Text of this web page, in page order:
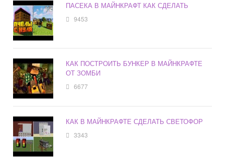
ПАСЕКА В МАЙНКРАФТ КАК СДЕЛАТЬ
9453
КАК ПОСТРОИТЬ БУНКЕР В МАЙНКРАФТЕ
ОТ ЗОМБИ
6677
КАК В МАЙНКРАФТЕ СДЕЛАТЬ СВЕТОФОР
3343